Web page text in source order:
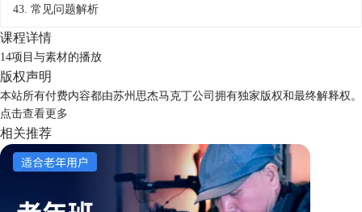
43. 常见问题解析
课程详情
14项目与素材的播放
版权声明
本站所有付费内容都由苏州思杰马克丁公司拥有独家版权和最终解释权。
点击查看更多
相关推荐